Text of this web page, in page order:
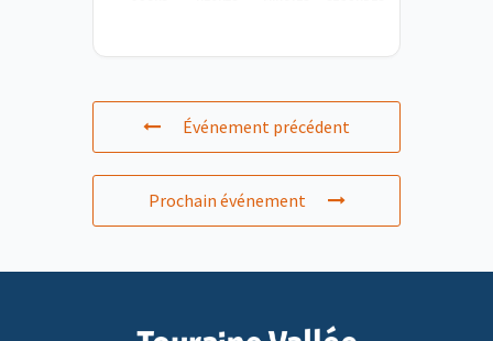
Événement précédent
Prochain événement